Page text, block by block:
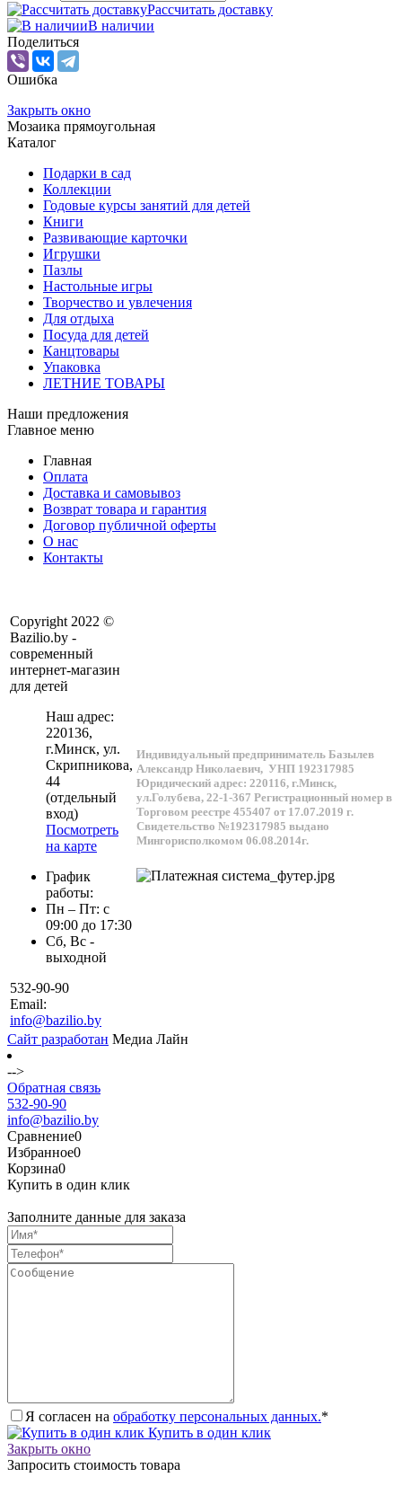
Рассчитать доставку
В наличии
Поделиться
Ошибка
Закрыть окно
Мозаика прямоугольная
Каталог
Подарки в сад
Коллекции
Годовые курсы занятий для детей
Книги
Развивающие карточки
Игрушки
Пазлы
Настольные игры
Творчество и увлечения
Для отдыха
Посуда для детей
Канцтовары
Упаковка
ЛЕТНИЕ ТОВАРЫ
Наши предложения
Главное меню
Главная
Оплата
Доставка и самовывоз
Возврат товара и гарантия
Договор публичной оферты
О нас
Контакты
Copyright 2022 ©
Bazilio.by -
современный
интернет-магазин
для детей
Наш адрес:
220136,
г.Минск, ул.
Скрипникова,
44
(отдельный
вход)
Посмотреть
на карте
График
работы:
Пн – Пт: с
09:00 до 17:30
Сб, Вс -
выходной
532-90-90
Email:
info@bazilio.by
Индивидуальный предприниматель Базылев
Александр Николаевич, УНП 192317985
Юридический адрес: 220116, г.Минск,
ул.Голубева, 22-1-367 Регистрационный номер в
Торговом реестре 455407 от 17.07.2019 г.
Свидетельство №192317985 выдано
Мингорисполкомом 06.08.2014г.
Сайт разработан Медиа Лайн
-->
Обратная связь
532-90-90
info@bazilio.by
Сравнение0
Избранное0
Корзина0
Купить в один клик
Заполните данные для заказа
Я согласен на обработку персональных данных.*
Купить в один клик
Закрыть окно
Запросить стоимость товара